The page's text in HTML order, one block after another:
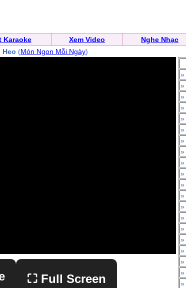
Karaoke Xem Video Nghe Nhạc
Heo (Món Ngon Mỗi Ngày)
⛶ Full Screen
»
»
»
»
»
»
»
»
»
»
»
»
»
»
»
»
»
»
»
»